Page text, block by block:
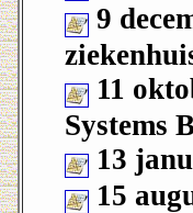
9
11
Systems
13
15